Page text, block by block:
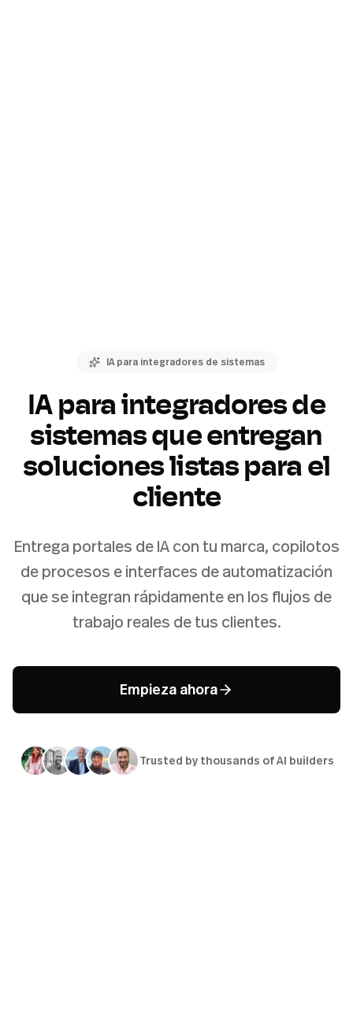
IA para integradores de sistemas
IA para integradores de
sistemas que entregan
soluciones listas para el
cliente
Entrega portales de IA con tu marca, copilotos
de procesos e interfaces de automatización
que se integran rápidamente en los flujos de
trabajo reales de tus clientes.
Empieza ahora
Trusted by thousands of AI builders